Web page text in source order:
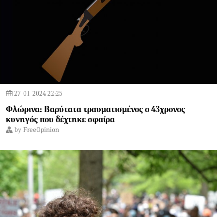
27-01-2024 22:25
Φλώρινα: Βαρύτατα τραυματισμένος ο 43χρονος
κυνηγός που δέχτηκε σφαίρα
by FreeOpinion